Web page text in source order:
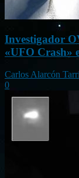
Investigador
«UFO Crash»
Carlos Alarcón
0